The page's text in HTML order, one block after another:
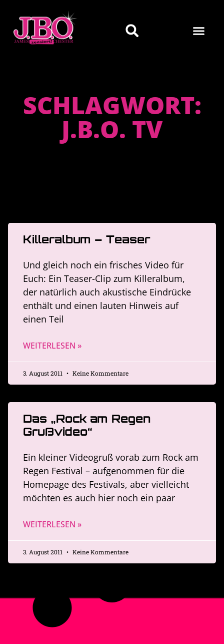
SCHLAGWORT:
J.B.O. TV
Killeralbum – Teaser
Und gleich noch ein frisches Video für
Euch: Ein Teaser-Clip zum Killeralbum,
der natürlich auch akustische Eindrücke
enthält und einen lauten Hinweis auf
einen Teil
WEITERLESEN »
3. August 2011 Keine Kommentare
Das „Rock am Regen
Grußvideo“
Ein kleiner Videogruß vorab zum Rock am
Regen Festival – aufgenommen für die
Homepage des Festivals, aber vielleicht
möchten es auch hier noch ein paar
WEITERLESEN »
3. August 2011 Keine Kommentare